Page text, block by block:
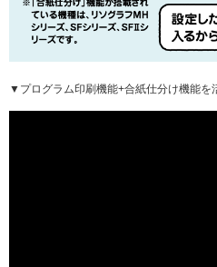
▼プログラム印刷機能+合紙仕分け機能を